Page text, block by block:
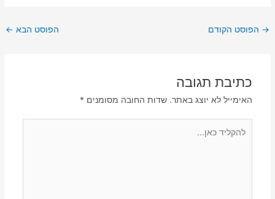
→ הפוסט הקודם הפוסט הבא ←
כתיבת תגובה
האימייל לא יוצג באתר. שדות החובה מסומנים *
כאן...